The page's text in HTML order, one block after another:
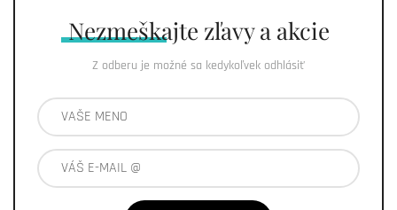
Nezmeškajte zľavy a akcie
Z odberu je možné sa kedykoľvek odhlásiť